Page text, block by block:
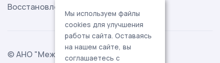
Восстановление пароля
© АНО "Международная ассоциация
Мы используем файлы
cookies для улучшения
работы сайта. Оставаясь
на нашем сайте, вы
соглашаетесь с